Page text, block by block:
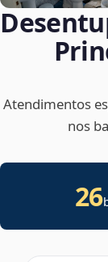
Atendimentos
nos
26